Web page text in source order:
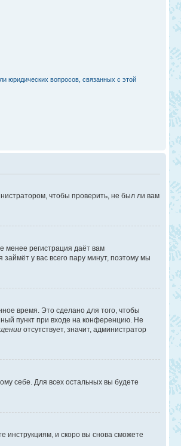
юридических вопросов, связанных с этой
чтобы проверить, не был ли вам
менее регистрация даёт вам
у вас всего пару минут, поэтому мы
время. Это сделано для того, чтобы
пункт при входе на конференцию. Не
отсутствует, значит, администратор
себе. Для всех остальных вы будете
инструкциям, и скоро вы снова сможете